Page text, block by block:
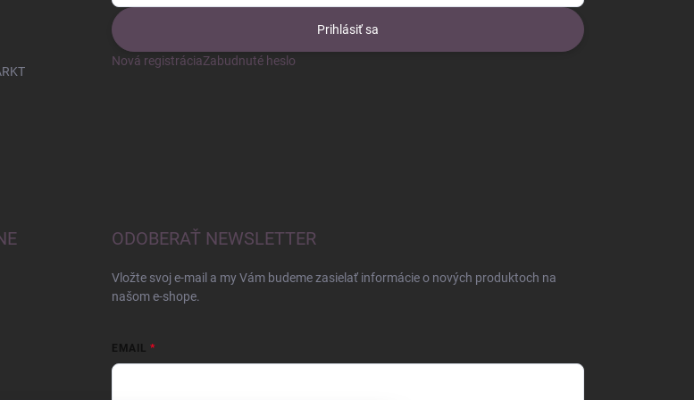
Prihlásiť sa
Nová registráciaZabudnuté heslo
ODOBERAŤ NEWSLETTER
Vložte svoj e-mail a my Vám budeme zasielať informácie o nových produktoch na
našom e-shope.
EMAIL